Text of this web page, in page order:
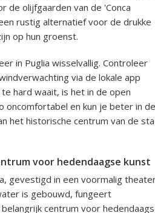
de olijfgaarden van de 'Conca
rustig alternatief voor de drukke
op hun groenst.
in Puglia wisselvallig. Controleer
via de lokale app
hard waait, is het in de open
oncomfortabel en kun je beter in de
het historische centrum van de
voor hedendaagse kunst
gevestigd in een voormalig
is gebouwd, fungeert
centrum voor